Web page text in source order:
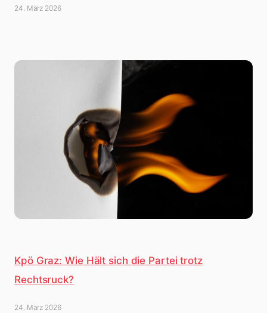
24. März 2026
Kpö Graz: Wie Hält sich die Partei trotz
Rechtsruck?
24. März 2026